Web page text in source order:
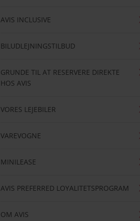
AVIS INCLUSIVE
BILUDLEJNINGSTILBUD
GRUNDE TIL AT RESERVERE DIREKTE
HOS AVIS
VORES LEJEBILER
VAREVOGNE
MINILEASE
AVIS PREFERRED LOYALITETSPROGRAM
OM AVIS